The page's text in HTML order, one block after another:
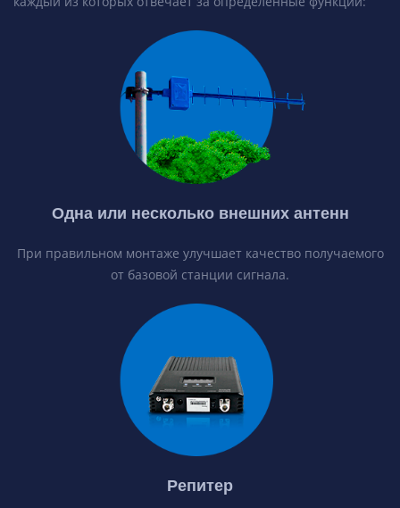
Одна или несколько внешних антенн
При правильном монтаже улучшает качество получаемого
от базовой станции сигнала.
Репитер